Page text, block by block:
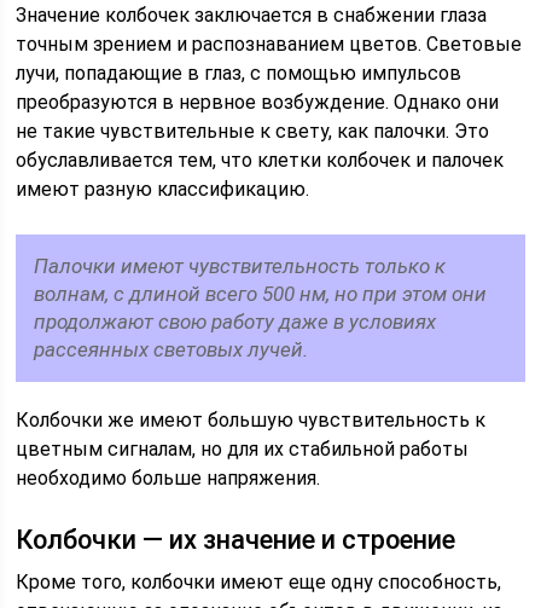
Значение колбочек заключается в снабжении глаза
точным зрением и распознаванием цветов. Световые
лучи, попадающие в глаз, с помощью импульсов
преобразуются в нервное возбуждение. Однако они
не такие чувствительные к свету, как палочки. Это
обуславливается тем, что клетки колбочек и палочек
имеют разную классификацию.
Палочки имеют чувствительность только к
волнам, с длиной всего 500 нм, но при этом они
продолжают свою работу даже в условиях
рассеянных световых лучей.
Колбочки же имеют большую чувствительность к
цветным сигналам, но для их стабильной работы
необходимо больше напряжения.
Колбочки — их значение и строение
Кроме того, колбочки имеют еще одну способность,